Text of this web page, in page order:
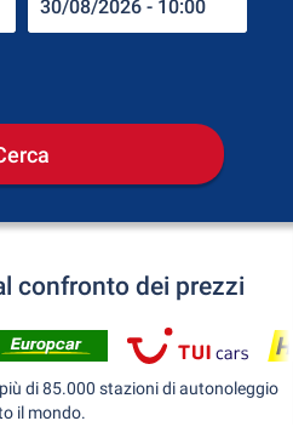
confronto dei prezzi
di 85.000 stazioni di autonoleggio
il mondo.